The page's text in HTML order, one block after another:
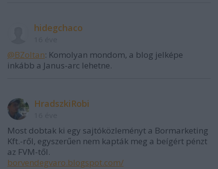
hidegchaco
@BZoltan: Komolyan mondom, a blog jelképe
inkább a Janus-arc lehetne.
HradszkiRobi
Most dobtak ki egy sajtóközleményt a Bormarketing
Kft.-ről, egyszerűen nem kapták meg a beígért pénzt
az FVM-től.
borvendegvaro.blogspot.com/